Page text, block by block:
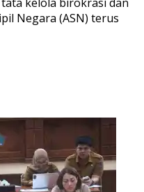
Negara (ASN) terus